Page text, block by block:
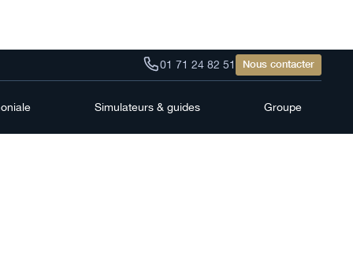
01 71 24 82 51 Nous contacter
Simulateurs & guides Groupe